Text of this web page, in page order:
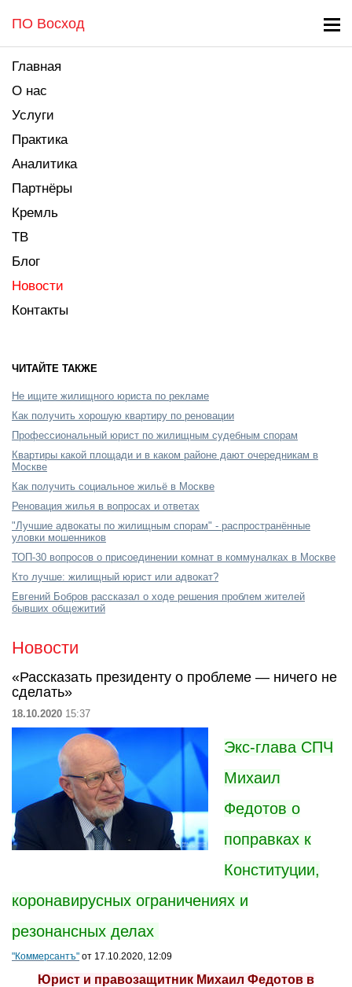
ПО Восход
Главная
О нас
Услуги
Практика
Аналитика
Партнёры
Кремль
ТВ
Блог
Новости
Контакты
ЧИТАЙТЕ ТАКЖЕ
Не ищите жилищного юриста по рекламе
Как получить хорошую квартиру по реновации
Профессиональный юрист по жилищным судебным спорам
Квартиры какой площади и в каком районе дают очередникам в
Москве
Как получить социальное жильё в Москве
Реновация жилья в вопросах и ответах
"Лучшие адвокаты по жилищным спорам" - распространённые
уловки мошенников
ТОП-30 вопросов о присоединении комнат в коммуналках в Москве
Кто лучше: жилищный юрист или адвокат?
Евгений Бобров рассказал о ходе решения проблем жителей
бывших общежитий
Новости
«Рассказать президенту о проблеме — ничего не
сделать»
18.10.2020 15:37
Экс-глава СПЧ
Михаил
Федотов о
поправках к
Конституции,
коронавирусных ограничениях и
резонансных делах
"Коммерсантъ" от 17.10.2020, 12:09
Юрист и правозащитник Михаил Федотов в